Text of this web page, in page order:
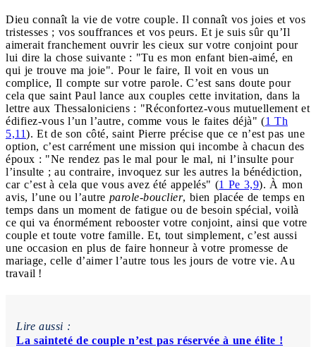
Dieu connaît la vie de votre couple. Il connaît vos joies et vos
tristesses ; vos souffrances et vos peurs. Et je suis sûr qu’Il
aimerait franchement ouvrir les cieux sur votre conjoint pour
lui dire la chose suivante : "Tu es mon enfant bien-aimé, en
qui je trouve ma joie". Pour le faire, Il voit en vous un
complice, Il compte sur votre parole. C’est sans doute pour
cela que saint Paul lance aux couples cette invitation, dans la
lettre aux Thessaloniciens : "Réconfortez-vous mutuellement et
édifiez-vous l’un l’autre, comme vous le faites déjà" (1 Th
5,11). Et de son côté, saint Pierre précise que ce n’est pas une
option, c’est carrément une mission qui incombe à chacun des
époux : "Ne rendez pas le mal pour le mal, ni l’insulte pour
l’insulte ; au contraire, invoquez sur les autres la bénédiction,
car c’est à cela que vous avez été appelés" (1 Pe 3,9). À mon
avis, l’une ou l’autre parole-bouclier, bien placée de temps en
temps dans un moment de fatigue ou de besoin spécial, voilà
ce qui va énormément rebooster votre conjoint, ainsi que votre
couple et toute votre famille. Et, tout simplement, c’est aussi
une occasion en plus de faire honneur à votre promesse de
mariage, celle d’aimer l’autre tous les jours de votre vie. Au
travail !
Lire aussi :
La sainteté de couple n’est pas réservée à une élite !